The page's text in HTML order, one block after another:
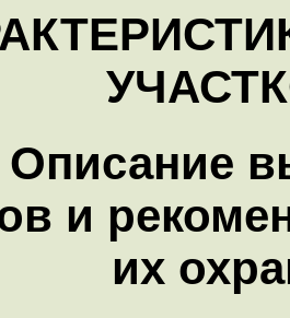
Описание
и
их